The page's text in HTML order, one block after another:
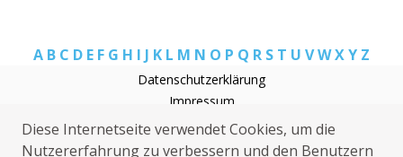
A B C D E F G H I J K L M N O P Q R S T U VWXY Z
Datenschutzerklärung
Impressum
Rohrreinigung Messel
Elektriker Messel
Diese Internetseite verwendet Cookies, um die
Nutzererfahrung zu verbessern und den Benutzern